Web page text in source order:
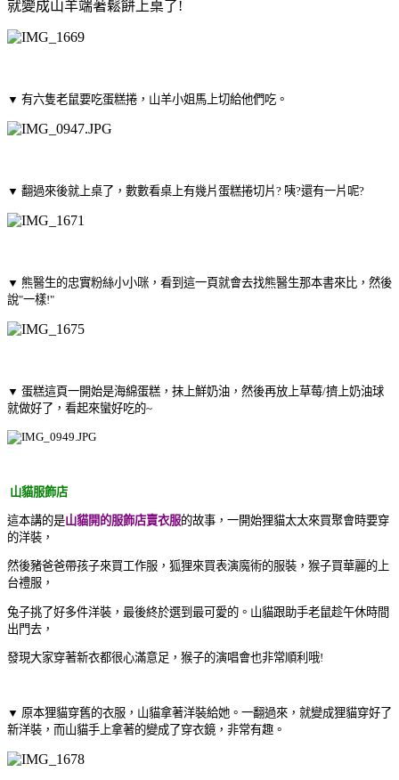
就變成山羊端著鬆餅上桌了!
▼ 有六隻老鼠要吃蛋糕捲，山羊小姐馬上切給他們吃。
▼ 翻過來後就上桌了，數數看桌上有幾片蛋糕捲切片? 咦?還有一片呢?
▼ 熊醫生的忠實粉絲小小咪，看到這一頁就會去找熊醫生那本書來比，然後
說"一樣!"
▼ 蛋糕這頁一開始是海綿蛋糕，抹上鮮奶油，然後再放上草莓/擠上奶油球
就做好了，看起來蠻好吃的~
山貓服飾店
這本講的是山貓開的服飾店賣衣服的故事，一開始狸貓太太來買聚會時要穿
的洋裝，
然後豬爸爸帶孩子來買工作服，狐狸來買表演魔術的服裝，猴子買華麗的上
台禮服，
兔子挑了好多件洋裝，最後終於選到最可愛的。山貓跟助手老鼠趁午休時間
出門去，
發現大家穿著新衣都很心滿意足，猴子的演唱會也非常順利哦!
▼ 原本狸貓穿舊的衣服，山貓拿著洋裝給她。一翻過來，就變成狸貓穿好了
新洋裝，而山貓手上拿著的變成了穿衣鏡，非常有趣。